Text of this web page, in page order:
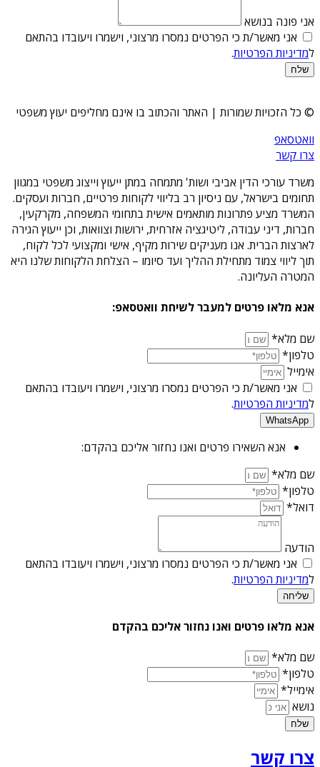
אני פונה בנושא
אני מאשר/ת כי הפרטים נמסרו מרצוני, וישמרו ויעובדו בהתאם
למדיניות הפרטיות.
שלח
© כל הזכויות שמורות | האתר והכתוב בו אינם מחליפים יעוץ משפטי
וואטסאפ
צרו קשר
משרד עורכי הדין אביבי ושות' מתמחה במתן ייעוץ וייצוג משפטי במגוון
תחומים בישראל, עם ניסיון רב בליווי לקוחות פרטיים, חברות ועסקים.
המשרד מציע פתרונות מותאמים אישית בתחומי המשפחה, מקרקעין,
חברות, דיני עבודה, ליטיגציה אזרחית, ירושות וצוואות, וכן ייעוץ הגירה
לארצות הברית. אנו מעניקים שירות מקיף, אישי ומקצועי לכל לקוח,
תוך ליווי צמוד מתחילת ההליך ועד סיומו – הצלחת הלקוחות שלנו היא
המטרה העליונה.
אנא מלאו פרטים למעבר לשיחת וואטסאפ:
שם מלא*
טלפון*
אימייל
אני מאשר/ת כי הפרטים נמסרו מרצוני, וישמרו ויעובדו בהתאם
למדיניות הפרטיות.
WhatsApp
אנא השאירו פרטים ואנו נחזור אליכם בהקדם:
שם מלא*
טלפון*
דואל*
הודעה
אני מאשר/ת כי הפרטים נמסרו מרצוני, וישמרו ויעובדו בהתאם
למדיניות הפרטיות.
שליחה
אנא מלאו פרטים ואנו נחזור אליכם בהקדם
שם מלא*
טלפון*
אימייל*
נושא
שלח
צרו קשר